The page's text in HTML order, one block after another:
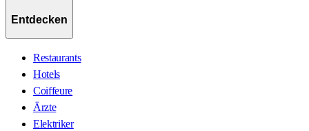
Entdecken
Restaurants
Hotels
Coiffeure
Ärzte
Elektriker